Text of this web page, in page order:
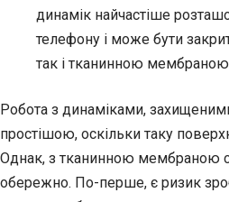
динамік найчастіше
телефону і може бути
так і тканинною
Робота з динаміками,
простішою, оскільки таку
Однак, з тканинною мембраною
обережно. По-перше, є ризик